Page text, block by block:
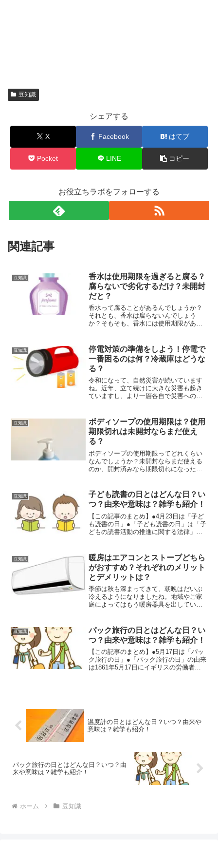
豆知識
シェアする
X Facebook はてブ
Pocket LINE コピー
お役立ちラボをフォローする
関連記事
豆知識
香水は使用期限を過ぎると腐る？
腐らないで劣化するだけ？未開封
だと？
香水って腐ることがあるんでしょうか？
それとも、香水は腐らないんでしょう
か？そもそも、香水には使用期限がある
別にしても、買ってから、年月が経った
香水を使うには、ちょっと抵...
豆知識
停電対策の準備をしよう！停電で
一番困るのは何？冷蔵庫はどうな
る？
令和になって、自然災害が続いています
ね。近年、立て続けに大きな災害も起き
ていますし、より一層各自で災害への対
ですね。停電は災害時に起こりやすいも
のの一つですが、その対策...
豆知識
ボディソープの使用期限は？使用
期限切れは未開封ならまだ使え
る？
ボディソープの使用期限ってどれくらい
なんでしょうか？未開封ならまだ使える
のか、開封済みなら期限切れになった
そこで今回は、意外と知られていないボ
ディソープの使用期限や、おす...
豆知識
子ども読書の日とはどんな日？い
つ？由来や意味は？雑学も紹介！
【この記事のまとめ】●4月23日は「子ど
も読書の日」●「子ども読書の日」は「子
どもの読書活動の推進に関する法律」で
23日を「世界図書・著作権デー」と定め
ているのが由...
豆知識
暖房はエアコンとストーブどちら
がおすすめ？それぞれのメリット
とデメリットは？
季節は秋も深まってきて、朝晩はだいぶ
冷えるようになりましたね。地域やご家
庭によってはもう暖房器具を出している
コンを使っていたり、ストーブを使って
いたりとバラバラだと思い...
豆知識
パック旅行の日とはどんな日？い
つ？由来や意味は？雑学も紹介！
【この記事のまとめ】●5月17日は「パッ
ク旅行の日」●「パック旅行の日」の由来
は1861年5月17日にイギリスの労働者の
温度計の日とはどんな日？いつ？由来や
意味は？雑学も紹介！
パック旅行の日とはどんな日？いつ？由
来や意味は？雑学も紹介！
ホーム 豆知識